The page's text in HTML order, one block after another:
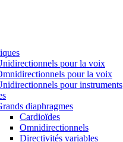
pour la voix
pour la voix
pour instruments
diaphragmes
Cardioïdes
Omnidirectionnels
Directivités variables